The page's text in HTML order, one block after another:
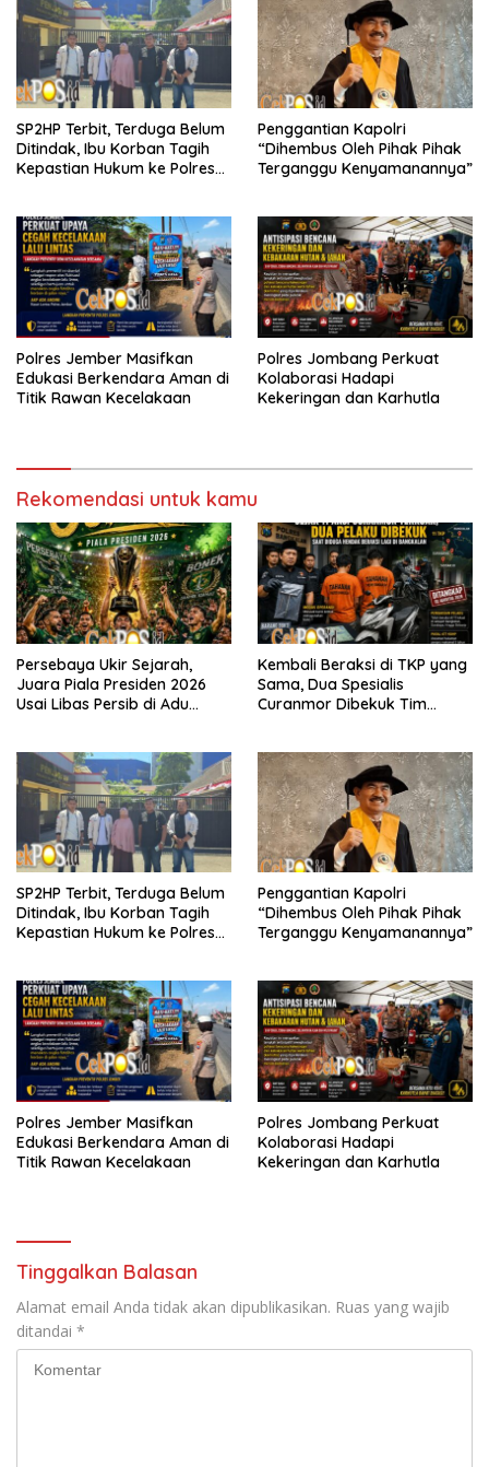
SP2HP Terbit, Terduga Belum
Ditindak, Ibu Korban Tagih
Kepastian Hukum ke Polres
Penggantian Kapolri
“Dihembus Oleh Pihak Pihak
Terganggu Kenyamanannya”
Polres Jember Masifkan
Edukasi Berkendara Aman di
Titik Rawan Kecelakaan
Polres Jombang Perkuat
Kolaborasi Hadapi
Kekeringan dan Karhutla
Rekomendasi untuk kamu
Persebaya Ukir Sejarah,
Juara Piala Presiden 2026
Usai Libas Persib di Adu
Kembali Beraksi di TKP yang
Sama, Dua Spesialis
Curanmor Dibekuk Tim
SP2HP Terbit, Terduga Belum
Ditindak, Ibu Korban Tagih
Kepastian Hukum ke Polres
Penggantian Kapolri
“Dihembus Oleh Pihak Pihak
Terganggu Kenyamanannya”
Polres Jember Masifkan
Edukasi Berkendara Aman di
Titik Rawan Kecelakaan
Polres Jombang Perkuat
Kolaborasi Hadapi
Kekeringan dan Karhutla
Tinggalkan Balasan
Alamat email Anda tidak akan dipublikasikan. Ruas yang wajib
ditandai *